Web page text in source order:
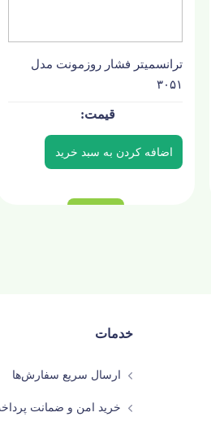
ترانسمیتر فشار روزمونت مدل
۳۰۵۱
خدمات
ارسال سریع سفارش‌ها
خرید امن و ضمانت